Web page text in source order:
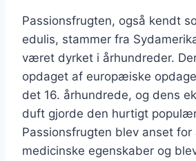
Passionsfrugten, også kendt
edulis, stammer fra
været dyrket i århundreder.
opdaget af europæiske
det 16. århundrede, og dens
duft gjorde den hurtigt
Passionsfrugten blev anset for
medicinske egenskaber og